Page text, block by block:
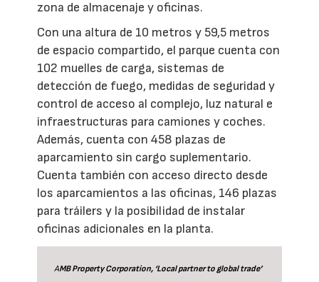
zona de almacenaje y oficinas.
Con una altura de 10 metros y 59,5 metros
de espacio compartido, el parque cuenta con
102 muelles de carga, sistemas de
detección de fuego, medidas de seguridad y
control de acceso al complejo, luz natural e
infraestructuras para camiones y coches.
Además, cuenta con 458 plazas de
aparcamiento sin cargo suplementario.
Cuenta también con acceso directo desde
los aparcamientos a las oficinas, 146 plazas
para tráilers y la posibilidad de instalar
oficinas adicionales en la planta.
AMB Property Corporation, ‘Local partner to global trade’